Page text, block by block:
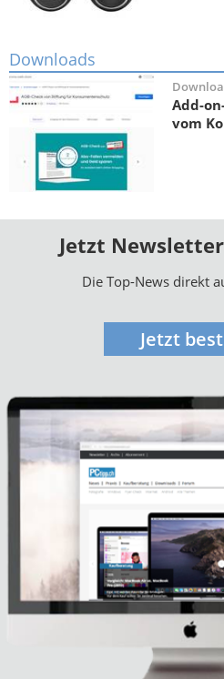
Downloads
Add-
vom
Jetzt
Die Top-News direkt
Jetzt